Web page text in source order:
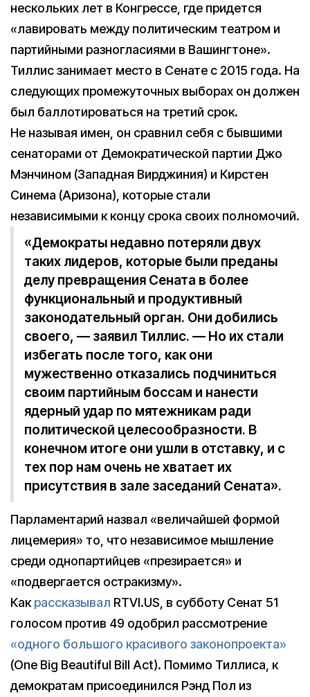
нескольких лет в Конгрессе, где придется
«лавировать между политическим театром и
партийными разногласиями в Вашингтоне».
Тиллис занимает место в Сенате с 2015 года. На
следующих промежуточных выборах он должен
был баллотироваться на третий срок.
Не называя имен, он сравнил себя с бывшими
сенаторами от Демократической партии Джо
Мэнчином (Западная Вирджиния) и Кирстен
Синема (Аризона), которые стали
независимыми к концу срока своих полномочий.
«Демократы недавно потеряли двух
таких лидеров, которые были преданы
делу превращения Сената в более
функциональный и продуктивный
законодательный орган. Они добились
своего, — заявил Тиллис. — Но их стали
избегать после того, как они
мужественно отказались подчиниться
своим партийным боссам и нанести
ядерный удар по мятежникам ради
политической целесообразности. В
конечном итоге они ушли в отставку, и с
тех пор нам очень не хватает их
присутствия в зале заседаний Сената».
Парламентарий назвал «величайшей формой
лицемерия» то, что независимое мышление
среди однопартийцев «презирается» и
«подвергается остракизму».
Какрассказывал RTVI.US, в субботу Сенат 51
голосом против 49 одобрил рассмотрение
«одного большого красивого законопроекта»
(One Big Beautiful Bill Act). Помимо Тиллиса, к
демократам присоединился Рэнд Пол из